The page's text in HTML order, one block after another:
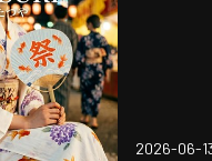
2026-06-